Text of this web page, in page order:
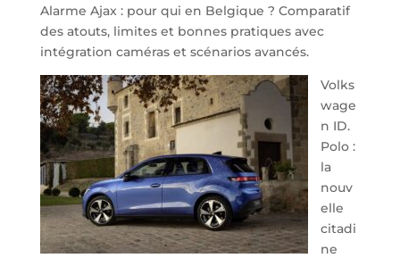
sécurisé
à
l’aéroport
de
Charleroi
Alarme Ajax : pour qui en Belgique ? Comparatif
des atouts, limites et bonnes pratiques avec
intégration caméras et scénarios avancés.
Volks
wage
n ID.
Polo :
la
nouv
elle
citadi
ne